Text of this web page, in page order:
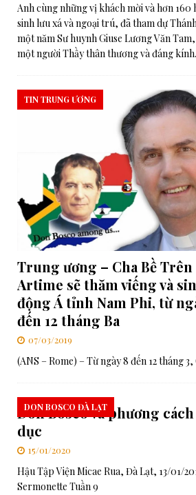
Anh cùng những vị khách mời và hơn 160
sinh lưu xá và ngoại trú, đã tham dự
một năm Sư huynh Giuse Lương Văn
một người Thầy thân thương và đáng kính.
Trung ương – Cha Bề Trên
Artime sẽ thăm viếng và
động Á tỉnh Nam Phi, từ
đến 12 tháng Ba
TIN TRUNG ƯƠNG
07/03/2019
(ANS – Rome) – Từ ngày 8 đến 12 tháng 3,
Don Bosco và phương
dục
DON BOSCO ĐÀ LẠT
15/01/2020
Hậu Tập Viện Micae Rua, Đà Lạt, 13/01/
Sermonette Tuần 9